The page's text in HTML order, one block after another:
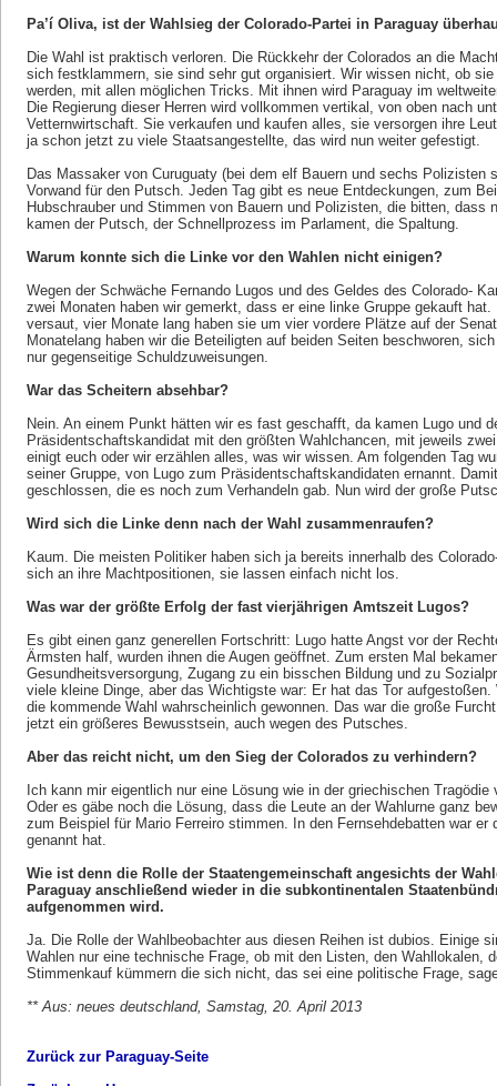
Pa’í Oliva, ist der Wahlsieg der Colorado-Partei in Paraguay
Die Wahl ist praktisch verloren. Die Rückkehr der Colorados an die
sich festklammern, sie sind sehr gut organisiert. Wir wissen nicht, ob sie
werden, mit allen möglichen Tricks. Mit ihnen wird Paraguay im
Die Regierung dieser Herren wird vollkommen vertikal, von oben nach
Vetternwirtschaft. Sie verkaufen und kaufen alles, sie versorgen ihre
ja schon jetzt zu viele Staatsangestellte, das wird nun weiter gefestigt.
Das Massaker von Curuguaty (bei dem elf Bauern und sechs Polizisten
Vorwand für den Putsch. Jeden Tag gibt es neue Entdeckungen, zum
Hubschrauber und Stimmen von Bauern und Polizisten, die bitten, dass
kamen der Putsch, der Schnellprozess im Parlament, die Spaltung.
Warum konnte sich die Linke vor den Wahlen nicht einigen?
Wegen der Schwäche Fernando Lugos und des Geldes des Colorado-
zwei Monaten haben wir gemerkt, dass er eine linke Gruppe gekauft
versaut, vier Monate lang haben sie um vier vordere Plätze auf der
Monatelang haben wir die Beteiligten auf beiden Seiten beschworen,
nur gegenseitige Schuldzuweisungen.
War das Scheitern absehbar?
Nein. An einem Punkt hätten wir es fast geschafft, da kamen Lugo und
Präsidentschaftskandidat mit den größten Wahlchancen, mit jeweils
einigt euch oder wir erzählen alles, was wir wissen. Am folgenden Tag
seiner Gruppe, von Lugo zum Präsidentschaftskandidaten ernannt.
geschlossen, die es noch zum Verhandeln gab. Nun wird der große
Wird sich die Linke denn nach der Wahl zusammenraufen?
Kaum. Die meisten Politiker haben sich ja bereits innerhalb des
sich an ihre Machtpositionen, sie lassen einfach nicht los.
Was war der größte Erfolg der fast vierjährigen Amtszeit Lugos?
Es gibt einen ganz generellen Fortschritt: Lugo hatte Angst vor der
Ärmsten half, wurden ihnen die Augen geöffnet. Zum ersten Mal
Gesundheitsversorgung, Zugang zu ein bisschen Bildung und zu
viele kleine Dinge, aber das Wichtigste war: Er hat das Tor
die kommende Wahl wahrscheinlich gewonnen. Das war die große
jetzt ein größeres Bewusstsein, auch wegen des Putsches.
Aber das reicht nicht, um den Sieg der Colorados zu verhindern?
Ich kann mir eigentlich nur eine Lösung wie in der griechischen
Oder es gäbe noch die Lösung, dass die Leute an der Wahlurne ganz
zum Beispiel für Mario Ferreiro stimmen. In den Fernsehdebatten war er
genannt hat.
Wie ist denn die Rolle der Staatengemeinschaft angesichts der
Paraguay anschließend wieder in die subkontinentalen
aufgenommen wird.
Ja. Die Rolle der Wahlbeobachter aus diesen Reihen ist dubios. Einige
Wahlen nur eine technische Frage, ob mit den Listen, den Wahllokalen,
Stimmenkauf kümmern die sich nicht, das sei eine politische Frage,
** Aus: neues deutschland, Samstag, 20. April 2013
Zurück zur Paraguay-Seite